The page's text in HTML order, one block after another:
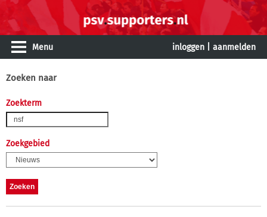
Menu inloggen aanmelden
Zoeken naar
Zoekterm
Zoekgebied